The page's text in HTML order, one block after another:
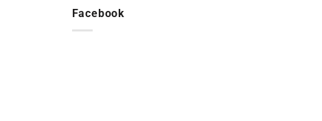
Facebook